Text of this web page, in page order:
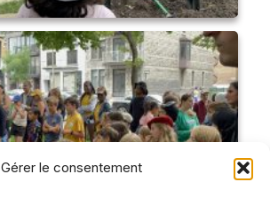
Gérer le consentement